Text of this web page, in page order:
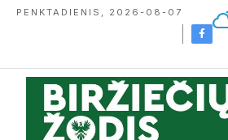
PENKTADIENIS, 2026-08-07